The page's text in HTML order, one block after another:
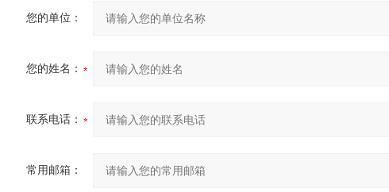
您的单位：
您的姓名：
联系电话：
常用邮箱：